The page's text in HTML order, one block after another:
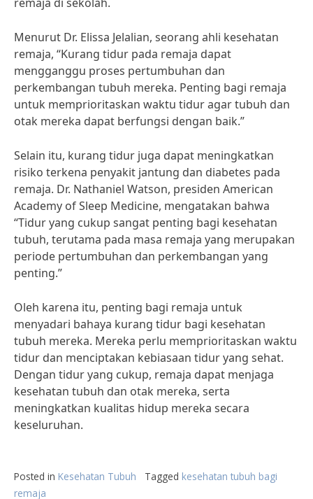
Menurut Dr. Elissa Jelalian, seorang ahli kesehatan
remaja, “Kurang tidur pada remaja dapat
mengganggu proses pertumbuhan dan
perkembangan tubuh mereka. Penting bagi remaja
untuk memprioritaskan waktu tidur agar tubuh dan
otak mereka dapat berfungsi dengan baik.”
Selain itu, kurang tidur juga dapat meningkatkan
risiko terkena penyakit jantung dan diabetes pada
remaja. Dr. Nathaniel Watson, presiden American
Academy of Sleep Medicine, mengatakan bahwa
“Tidur yang cukup sangat penting bagi kesehatan
tubuh, terutama pada masa remaja yang merupakan
periode pertumbuhan dan perkembangan yang
penting.”
Oleh karena itu, penting bagi remaja untuk
menyadari bahaya kurang tidur bagi kesehatan
tubuh mereka. Mereka perlu memprioritaskan waktu
tidur dan menciptakan kebiasaan tidur yang sehat.
Dengan tidur yang cukup, remaja dapat menjaga
kesehatan tubuh dan otak mereka, serta
meningkatkan kualitas hidup mereka secara
keseluruhan.
Posted in Kesehatan Tubuh Tagged kesehatan tubuh bagi
remaja